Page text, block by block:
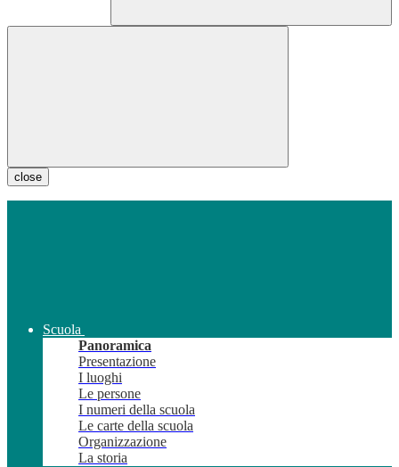
close
Scuola
Panoramica
Presentazione
I luoghi
Le persone
I numeri della scuola
Le carte della scuola
Organizzazione
La storia